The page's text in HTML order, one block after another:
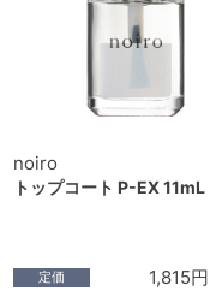
noiro
トップコート P-EX 11mL
定価 1,815円